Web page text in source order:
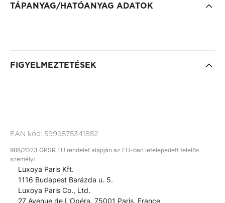
TÁPANYAG/HATÓANYAG ADATOK
FIGYELMEZTETÉSEK
EAN kód: 5999575341852
988/2023 GPSR EU rendelet alapján az EU-ban letelepedett felelős
személy:
Luxoya Paris Kft.
1116 Budapest Barázda u. 5.
Luxoya Paris Co., Ltd.
27 Avenue de L'Opéra, 75001 Paris, France